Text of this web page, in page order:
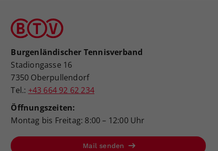
Burgenländischer Tennisverband
Stadiongasse 16
7350 Oberpullendorf
Tel.: +43 664 92 62 234
Öffnungszeiten:
Montag bis Freitag: 8:00 – 12:00 Uhr
Mail senden